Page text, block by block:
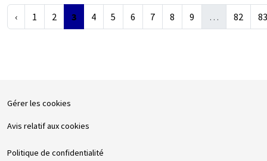
‹ 1 2 3 4 5 6 7 8 9 … 82 83
Gérer les cookies
Avis relatif aux cookies
Politique de confidentialité